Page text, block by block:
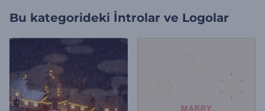
Bu kategorideki İntrolar ve Logolar